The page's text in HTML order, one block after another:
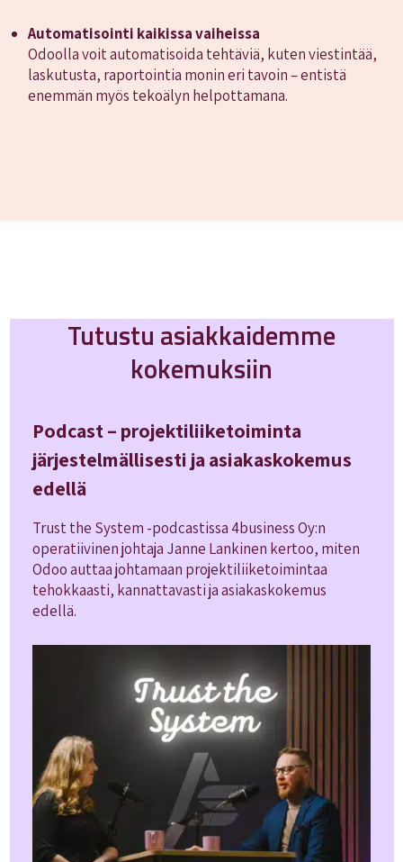
Automatisointi kaikissa vaiheissa
Odoolla voit automatisoida tehtäviä, kuten viestintää,
laskutusta, raportointia monin eri tavoin – entistä
enemmän myös tekoälyn helpottamana.
Tutustu asiakkaidemme
kokemuksiin
Podcast – projektiliiketoiminta
järjestelmällisesti ja asiakaskokemus
edellä
Trust the System -podcastissa 4business Oy:n
operatiivinen johtaja Janne Lankinen kertoo, miten
Odoo auttaa johtamaan projektiliiketoimintaa
tehokkaasti, kannattavasti ja asiakaskokemus
edellä.